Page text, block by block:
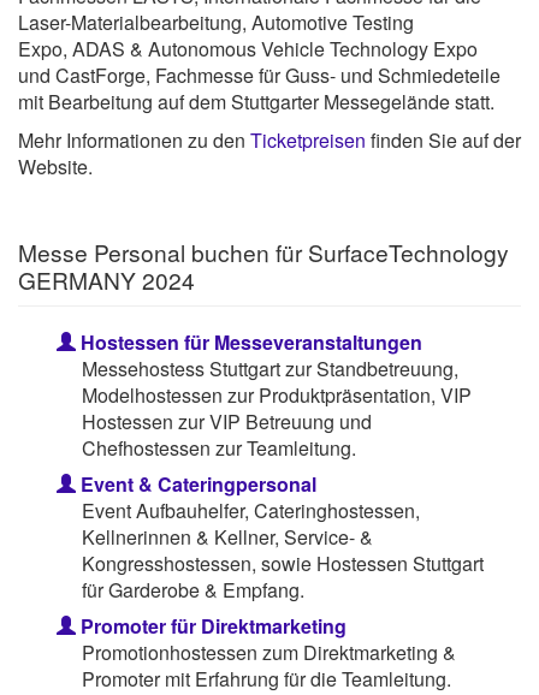
Laser-Materialbearbeitung, Automotive Testing
Expo, ADAS & Autonomous Vehicle Technology Expo
und CastForge, Fachmesse für Guss- und Schmiedeteile
mit Bearbeitung auf dem Stuttgarter Messegelände statt.
Mehr Informationen zu den Ticketpreisen finden Sie auf der
Website.
Messe Personal buchen für SurfaceTechnology
GERMANY 2024
Hostessen für Messeveranstaltungen
Messehostess Stuttgart zur Standbetreuung,
Modelhostessen zur Produktpräsentation, VIP
Hostessen zur VIP Betreuung und
Chefhostessen zur Teamleitung.
Event & Cateringpersonal
Event Aufbauhelfer, Cateringhostessen,
Kellnerinnen & Kellner, Service- &
Kongresshostessen, sowie Hostessen Stuttgart
für Garderobe & Empfang.
Promoter für Direktmarketing
Promotionhostessen zum Direktmarketing &
Promoter mit Erfahrung für die Teamleitung.